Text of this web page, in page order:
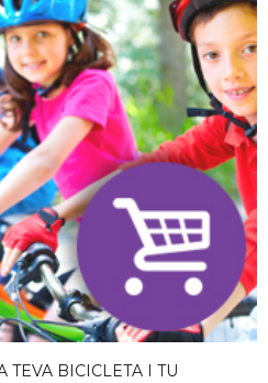
TEVA BICICLETA I TU